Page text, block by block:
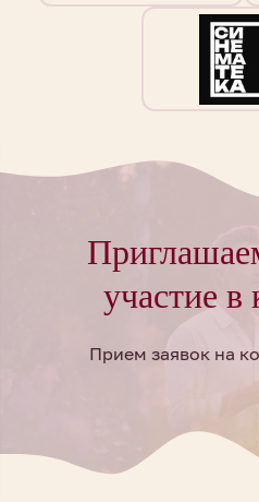
участие в
Прием заявок на